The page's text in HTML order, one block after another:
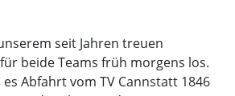
seit Jahren treuen
beide Teams früh morgens los.
Abfahrt vom TV Cannstatt 1846